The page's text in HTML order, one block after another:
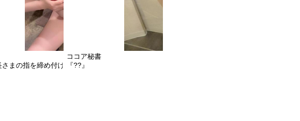
さまの指を締め付けてしまう…』
ココア秘書
『??』